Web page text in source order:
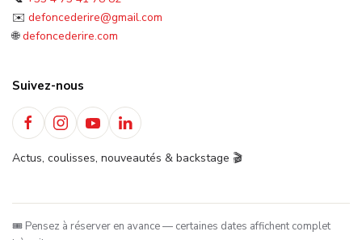
✉️ defoncederire@gmail.com
🌐defoncederire.com
Suivez-nous
Actus, coulisses, nouveautés & backstage 🎬
🎟️ Pensez à réserver en avance — certaines dates affichent complet